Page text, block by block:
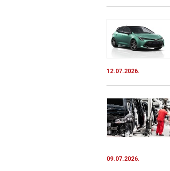
12.07.2026.
09.07.2026.